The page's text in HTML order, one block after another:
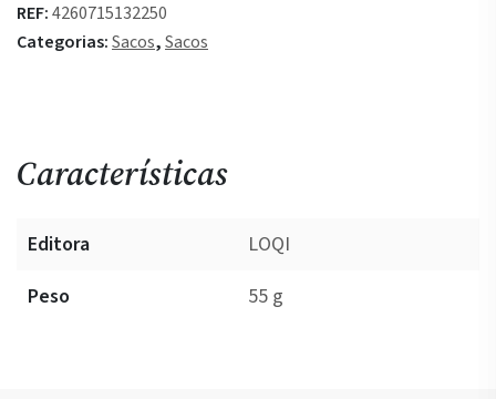
Louise
Bourgeois
REF:4260715132250
Categorias:Sacos,Sacos
Características
Editora
LOQI
Peso
55 g